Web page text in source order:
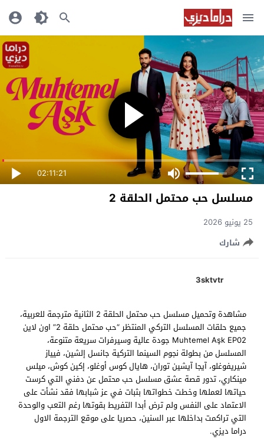
02:11:21
مسلسل حب محتمل الحلقة 2
25 يونيو 2026
شارك
3sktvtr
مشاهدة وتحميل مسلسل حب محتمل الحلقة 2 الثانية مترجمة للعربية،
جميع حلقات المسلسل التركي المنتظر “حب محتمل حلقة 2” اون لاين
Muhtemel Aşk EP02 جودة عالية وسيرفرات سريعة متنوعة،
المسلسل من بطولة نجوم السينما التركية جانسل إلشين، فيياز
شيريفوغلو، آيجا آيشين توران، هايال كوس أوغلو، إكين كوش، ميلس
مينكاري، تدور قصة عشق مسلسل حب محتمل عن دفني التي كرست
حياتها لعملها وخطت خطواتها بثبات في عز شبابها فقد نشأت على
الاعتماد على النفس ولم ترض أبدا التفريط بقوتها رغم التعب والوحدة
التي تراكمت بداخلها عبر السنين، حصريا على موقع الترجمة الاول
دراما ديزي.